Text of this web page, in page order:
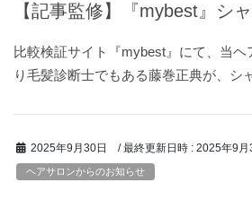
【記事監修】『mybest』シ
比較検証サイト『mybest』にて、当ヘ
り毛髪診断士でもある藤巻正典が、シ
2025年9月30日 / 最終更新日時 : 2025年9月
ヘアサロンからのお知らせ